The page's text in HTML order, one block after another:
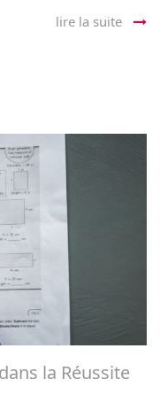
lire la suite
la Réussite